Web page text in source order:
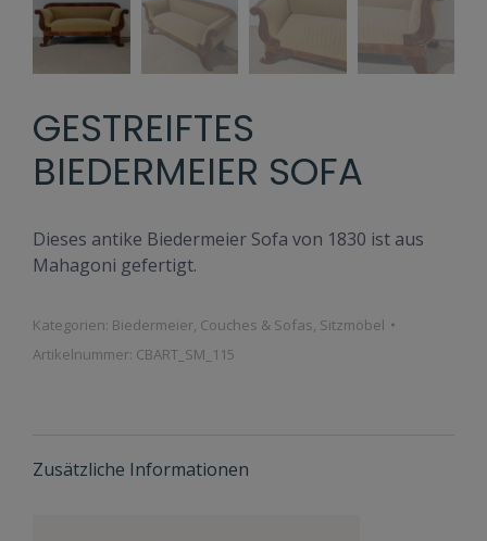
GESTREIFTES
BIEDERMEIER SOFA
Dieses antike Biedermeier Sofa von 1830 ist aus
Mahagoni gefertigt.
Kategorien: Biedermeier, Couches & Sofas, Sitzmöbel
Artikelnummer: CBART_SM_115
Zusätzliche Informationen